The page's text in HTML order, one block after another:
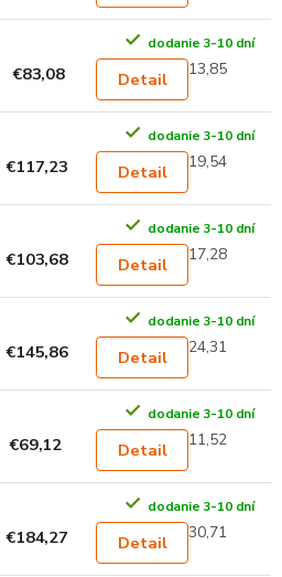
dodanie 3-10 dní
€83,08 Detail 13,85
dodanie 3-10 dní
€117,23 Detail 19,54
dodanie 3-10 dní
€103,68 Detail 17,28
dodanie 3-10 dní
€145,86 Detail 24,31
dodanie 3-10 dní
€69,12 Detail 11,52
dodanie 3-10 dní
€184,27 Detail 30,71